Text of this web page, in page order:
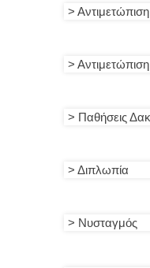
>
>
> Παθήσεις
> Διπλωπία
> Νυσταγμός